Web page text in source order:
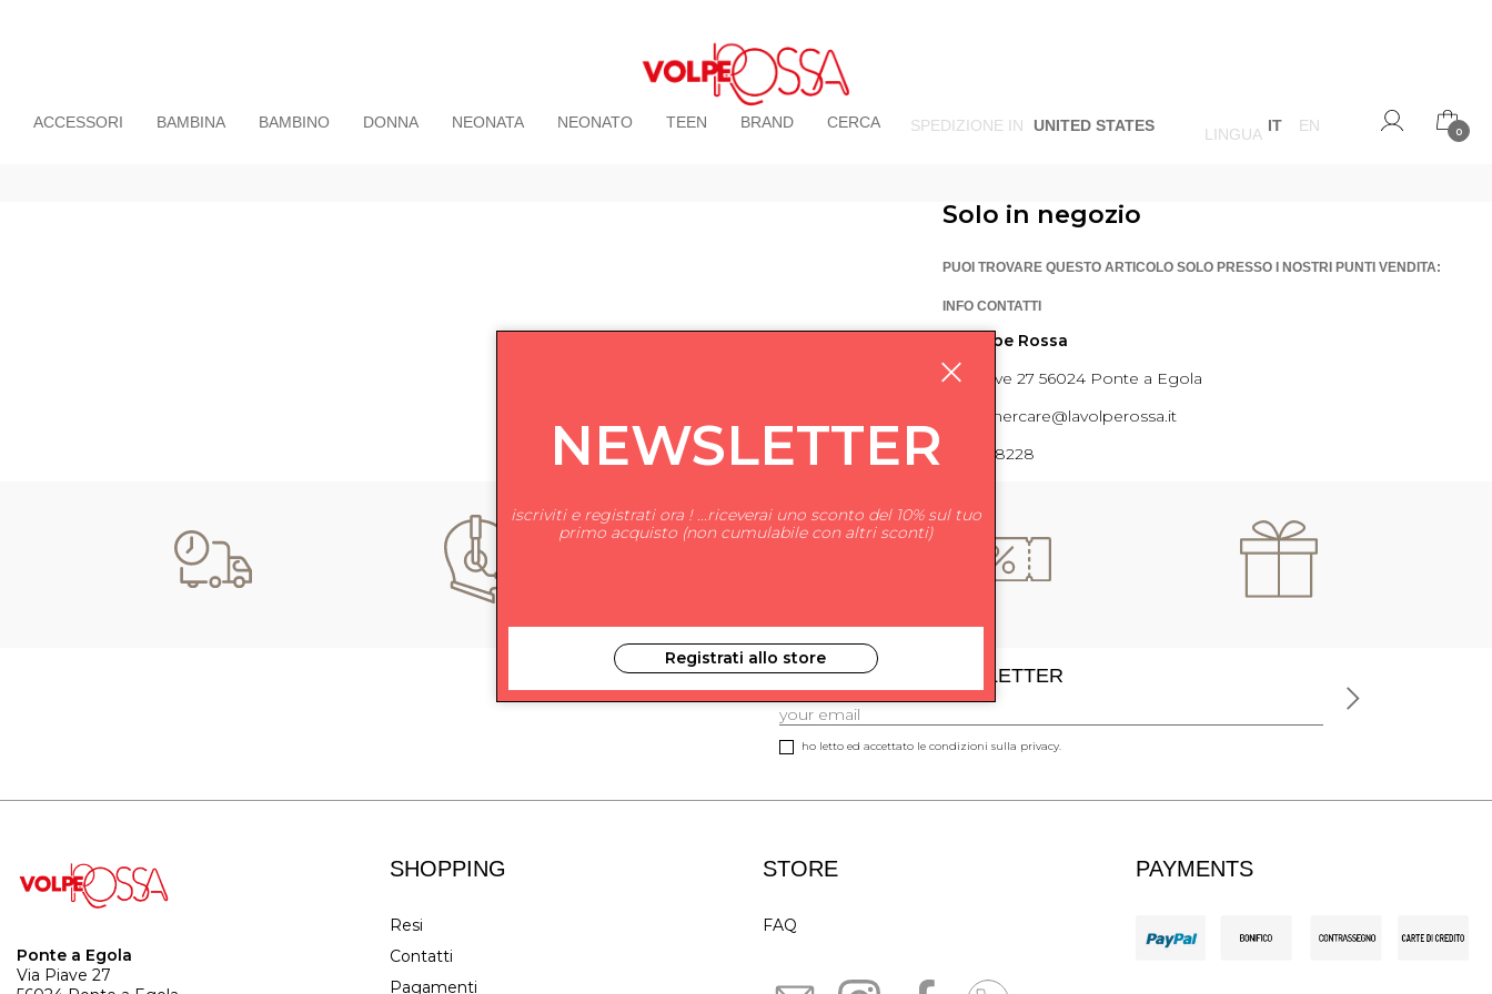
SPEDIZIONE IN UNITED STATES LINGUA IT EN 0
ACCESSORI BAMBINA BAMBINO DONNA NEONATA NEONATO TEEN BRAND CERCA
Solo in negozio
PUOI TROVARE QUESTO ARTICOLO SOLO PRESSO I NOSTRI PUNTI VENDITA:
INFO CONTATTI
La Volpe Rossa
Via Piave 27 56024 Ponte a Egola
customercare@lavolperossa.it
0571498228
ISCRIVITI ALLA NEWSLETTER
ho letto ed accettato le condizioni sulla privacy.
Ponte a Egola
Via Piave 27
SHOPPING
Resi
Contatti
Pagamenti
STORE
FAQ
PAYMENTS
NEWSLETTER
iscriviti e registrati ora ! ...riceverai uno sconto del 10% sul tuo
primo acquisto (non cumulabile con altri sconti)
Registrati allo store